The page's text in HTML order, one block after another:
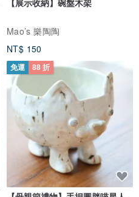
【展示收納】碗盤木架
Mao’s 樂陶陶
NT$ 150
免運 88 折